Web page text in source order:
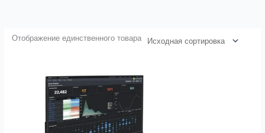
Отображение единственного товара